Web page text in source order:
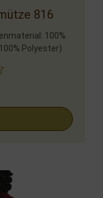
816
100%
Polyester)